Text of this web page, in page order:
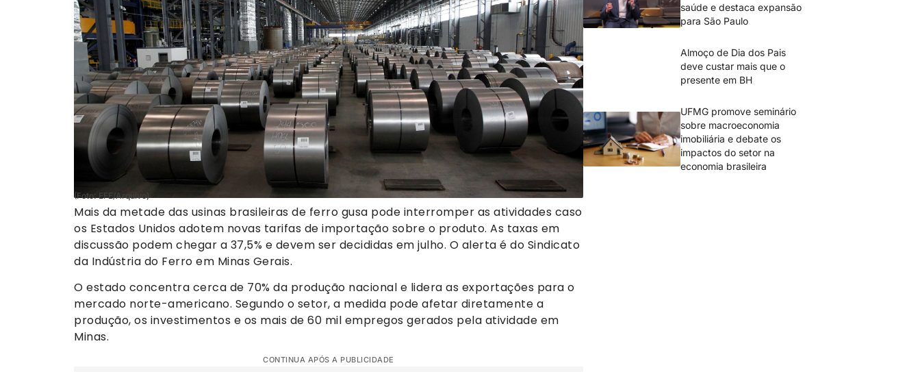
(Foto: EFE/Arquivo)
Mais da metade das usinas brasileiras de ferro gusa pode interromper as atividades caso
os Estados Unidos adotem novas tarifas de importação sobre o produto. As taxas em
discussão podem chegar a 37,5% e devem ser decididas em julho. O alerta é do Sindicato
da Indústria do Ferro em Minas Gerais.
O estado concentra cerca de 70% da produção nacional e lidera as exportações para o
mercado norte-americano. Segundo o setor, a medida pode afetar diretamente a
produção, os investimentos e os mais de 60 mil empregos gerados pela atividade em
Minas.
CONTINUA APÓS A PUBLICIDADE
saúde e destaca expansão
para São Paulo
Almoço de Dia dos Pais
deve custar mais que o
presente em BH
UFMG promove seminário
sobre macroeconomia
imobiliária e debate os
impactos do setor na
economia brasileira